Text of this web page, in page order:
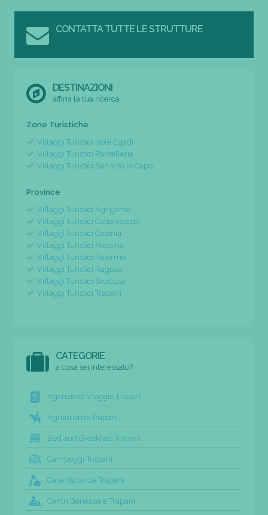
CONTATTA TUTTE LE STRUTTURE
DESTINAZIONI
affina la tua ricerca
Zone Turistiche
Villaggi Turistici Isole Egadi
Villaggi Turistici Pantelleria
Villaggi Turistici San Vito lo Capo
Province
Villaggi Turistici Agrigento
Villaggi Turistici Caltanissetta
Villaggi Turistici Catania
Villaggi Turistici Messina
Villaggi Turistici Palermo
Villaggi Turistici Ragusa
Villaggi Turistici Siracusa
Villaggi Turistici Trapani
CATEGORIE
a cosa sei interessato?
Agenzie di Viaggio Trapani
Agriturismo Trapani
Bed and Breakfast Trapani
Campeggi Trapani
Case Vacanze Trapani
Centri Benessere Trapani